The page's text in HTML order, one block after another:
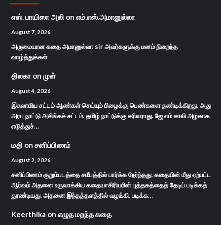
எஸ். பாயிஸா அலி on எம்.எஸ்.அமானுல்லா
August 7, 2026
அருமையான கதை அமானுல்லா sir அவர்களுக்கு மனம் நிறைந்த
வாழ்த்துக்கள்
திலகா on முள்
August 4, 2026
இசுலாமிய சட்டம் ஆண்கள் செய்யும் பிழைக்கு பெண்களை தண்டிக்கிறது. அது
அரபு நாட்டு அசிங்கச் சட்டம். தமிழ் நாட்டுக்கு சரிவராது. ஜே எம் சாலி அழகாக
எடுத்துச்…
மதி on சனிப்பிணம்
August 2, 2026
சனிப்பிணம் குறும்படத்தை சமீபத்தில் பார்க்க நேர்ந்தது. கதையின் மீது ஏற்பட்ட
ஆர்வம் அதனை உருவாக்கிய கதையாசிரியரின் புத்தகத்தைத் தேடிப் படிக்கத்
தூண்டியது. அதனை இந்தத்தளத்தில் வழங்கி, படிக்க…
Keerthika on எழுத மறந்த கதை